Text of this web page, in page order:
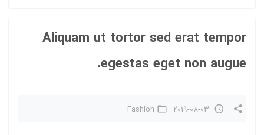
Aliquam ut tortor sed erat tempor
egestas eget non augue.
2019-08-03
Fashion